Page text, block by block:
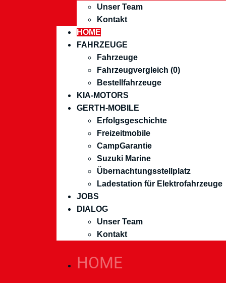
Unser Team
Kontakt
HOME
FAHRZEUGE
Fahrzeuge
Fahrzeugvergleich (0)
Bestellfahrzeuge
KIA-MOTORS
GERTH-MOBILE
Erfolgsgeschichte
Freizeitmobile
CampGarantie
Suzuki Marine
Übernachtungsstellplatz
Ladestation für Elektrofahrzeuge
JOBS
DIALOG
Unser Team
Kontakt
HOME